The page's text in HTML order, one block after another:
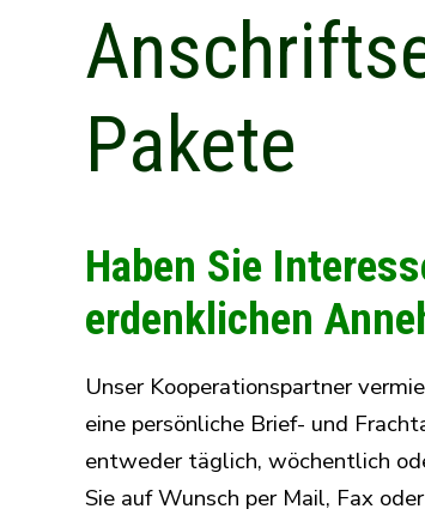
Pakete
Haben Sie
erdenklichen
Unser Kooperationspartner
eine persönliche Brief- und
entweder täglich, wöchentlich
Sie auf Wunsch per Mail, Fax